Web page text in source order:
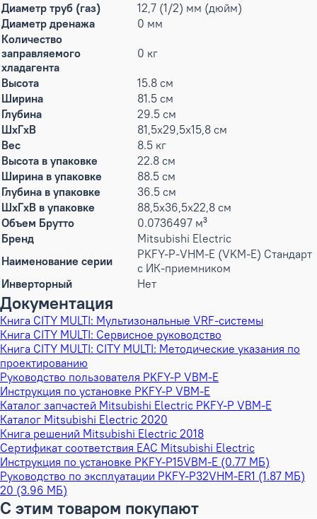
Диаметр труб (газ)
12,7 (1/2) мм (дюйм)
Диаметр дренажа
0 мм
Количество
заправляемого
хладагента
0 кг
Высота
15.8 см
Ширина
81.5 см
Глубина
29.5 см
ШxГxВ
81,5x29,5x15,8 см
Вес
8.5 кг
Высота в упаковке
22.8 см
Ширина в упаковке
88.5 см
Глубина в упаковке
36.5 см
ШxГxВ в упаковке
88,5x36,5x22,8 см
Объем Брутто
0.0736497 м³
Бренд
Mitsubishi Electric
Наименование серии
PKFY-P-VHM-E (VKM-E) Стандарт
с ИК-приемником
Инверторный
Нет
Документация
Книга CITY MULTI: Мультизональные VRF-системы
Книга CITY MULTI: Сервисное руководство
Книга CITY MULTI: CITY MULTI: Методические указания по
проектированию
Руководство пользователя PKFY-P VBM-E
Инструкция по установке PKFY-P VBM-E
Каталог запчастей Mitsubishi Electric PKFY-P VBM-E
Каталог Mitsubishi Electric 2020
Книга решений Mitsubishi Electric 2018
Сертификат соответствия EAC Mitsubishi Electric
Инструкция по установке PKFY-P15VBM-E (0.77 МБ)
Руководство по эксплуатации PKFY-P32VHM-ER1 (1.87 МБ)
20 (3.96 МБ)
С этим товаром покупают